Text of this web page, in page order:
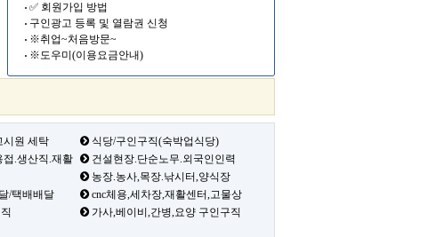
✅ 회원가입 방법
구인광고 등록 및 열람권 신청
※취업~처음방문~
※도우미(이용요금안내)
원 세탁
식당/구인구직(숙박업식당)
.생산직.재활
건설현장.단순노무.외국인인력
농장.농사,목장.낚시터,양식장
/택배배달
cnc체용,세차장,재활센터,고물상
가사,베이비,간병,요양 구인구직